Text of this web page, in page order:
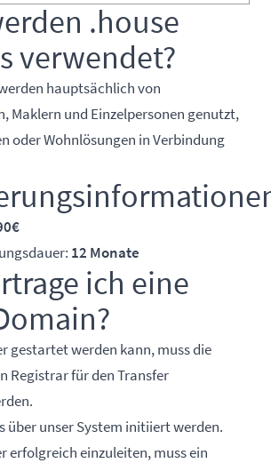
.house
verwendet?
hauptsächlich von
Maklern und Einzelpersonen genutzt,
oder Wohnlösungen in Verbindung
12 Monate
ich eine
gestartet werden kann, muss die
Registrar für den Transfer
über unser System initiiert werden.
erfolgreich einzuleiten, muss ein